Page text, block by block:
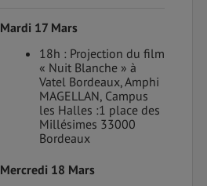
Mardi 17 Mars
18h : Projection du film
« Nuit Blanche » à
Vatel Bordeaux, Amphi
MAGELLAN, Campus
les Halles :1 place des
Millésimes 33000
Bordeaux
Mercredi 18 Mars